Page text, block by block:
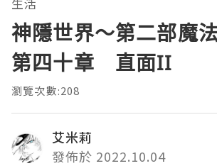
神隱世界～第二部魔
第四十章 直面II
瀏覽次數:208
艾米莉
發佈於 2022.10.04